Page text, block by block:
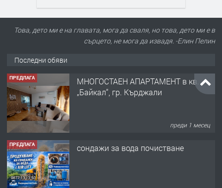
Това, дето ми е на главата, мога да сваля, но това, дето ми е в
сърцето, не мога да извадя. -Елин Пелин
Последни обяви
ПРЕДЛАГА
МНОГОСТАЕН АПАРТАМЕНТ в кв.
„Байкал“, гр. Кърджали
преди 1 месец
ПРЕДЛАГА сондажи за вода почистване